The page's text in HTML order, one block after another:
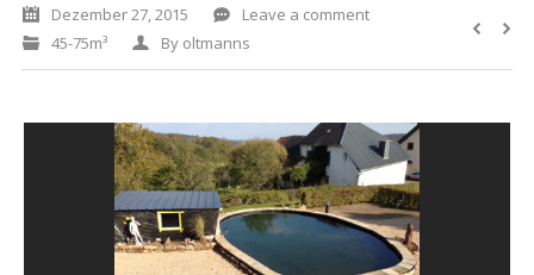
Dezember 27, 2015
Leave a comment
45-75m³
By oltmanns